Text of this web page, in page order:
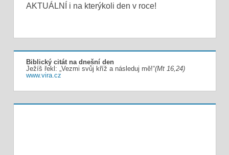
AKTUÁLNÍ i na kterýkoli den v roce!
Biblický citát na dnešní den
Ježíš řekl: „Vezmi svůj kříž a následuj mě!“(Mt 16,24)
www.vira.cz